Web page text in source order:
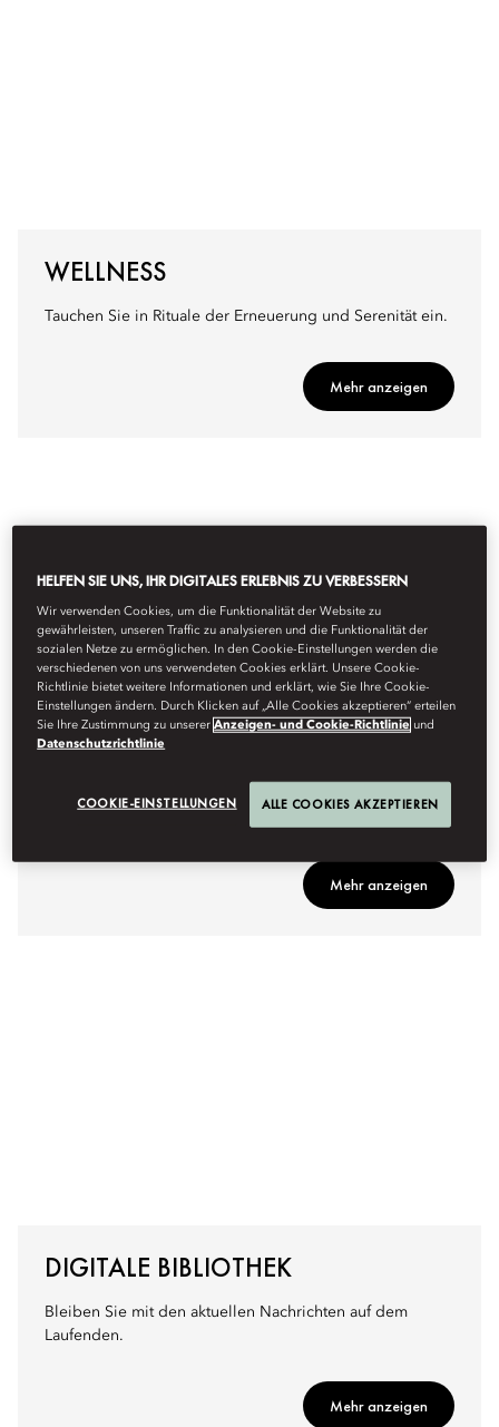
WELLNESS
Tauchen Sie in Rituale der Erneuerung und Serenität ein.
Mehr anzeigen
Ultimative Abenteuer im Wasser erwarten Sie.
Mehr anzeigen
DIGITALE BIBLIOTHEK
Bleiben Sie mit den aktuellen Nachrichten auf dem
Laufenden.
Mehr anzeigen
HELFEN SIE UNS, IHR DIGITALES ERLEBNIS ZU VERBESSERN
Wir verwenden Cookies, um die Funktionalität der Website zu
gewährleisten, unseren Traffic zu analysieren und die Funktionalität der
sozialen Netze zu ermöglichen. In den Cookie-Einstellungen werden die
verschiedenen von uns verwendeten Cookies erklärt. Unsere Cookie-
Richtlinie bietet weitere Informationen und erklärt, wie Sie Ihre Cookie-
Einstellungen ändern. Durch Klicken auf „Alle Cookies akzeptieren“ erteilen
Sie Ihre Zustimmung zu unsererAnzeigen- und Cookie-Richtlinie und
Datenschutzrichtlinie
COOKIE-EINSTELLUNGEN ALLE COOKIES AKZEPTIEREN